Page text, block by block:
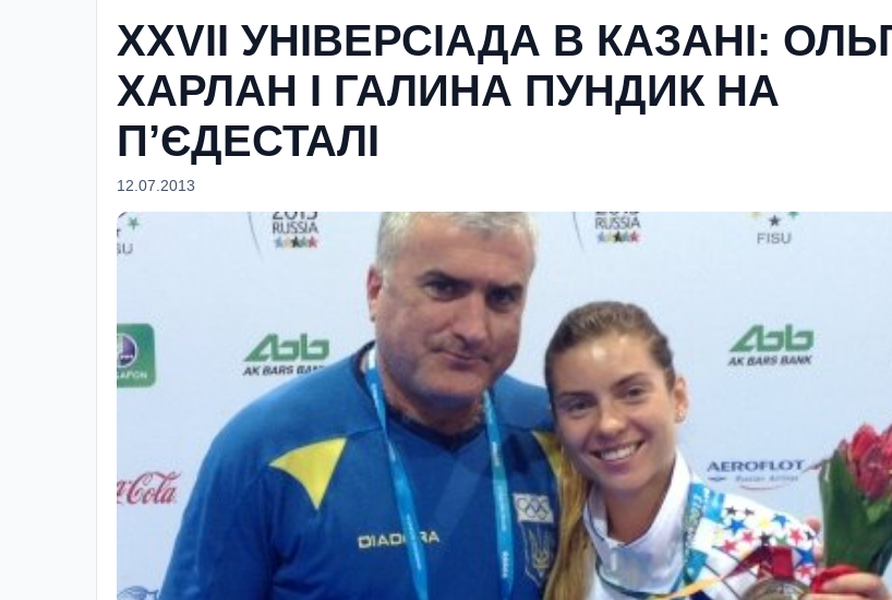
XXVII УНІВЕРСІАДА В КАЗАНІ:
ХАРЛАН І ГАЛИНА ПУНДИК НА
П’ЄДЕСТАЛІ
12.07.2013